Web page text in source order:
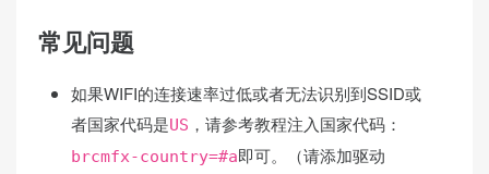
常见问题
如果WIFI的连接速率过低或者无法识别到SSID或
者国家代码是US ，请参考教程注入国家代码：
brcmfx-country=#a即可。（请添加驱动